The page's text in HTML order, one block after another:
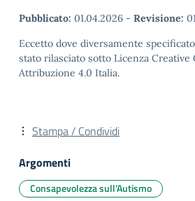
Pubblicato: 01.04.2026 - Revisione:
Eccetto dove diversamente
stato rilasciato sotto Licenza Creative
Attribuzione 4.0 Italia.
Stampa / Condividi
Argomenti
Consapevolezza sull’Autismo